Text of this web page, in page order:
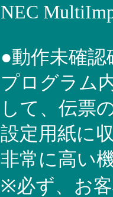
NEC
●動作未確
プログラム
して、伝票
設定用紙に
非常に高い
※必ず、お